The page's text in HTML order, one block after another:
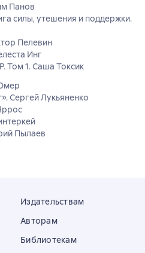
Панов
силы, утешения и поддержки.
Пелевин
Инг
Том 1. Саша Токсик
Сергей Лукьяненко
Пылаев
Издательствам
Авторам
Библиотекам